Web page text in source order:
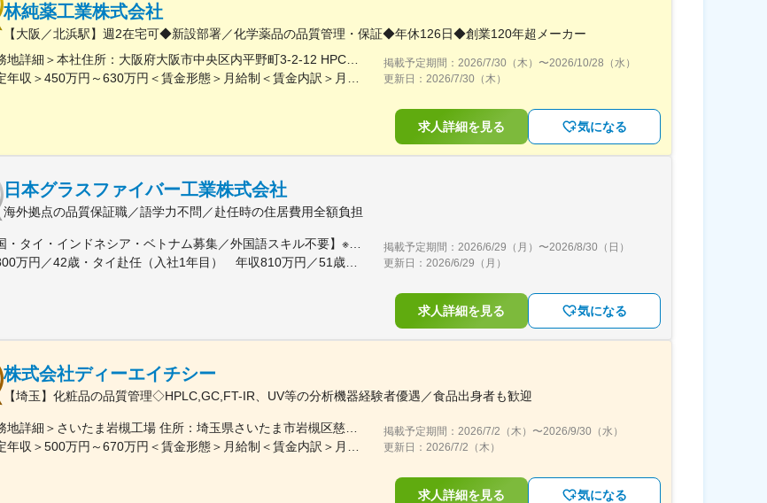
林純薬工業株式会社
【大阪／北浜駅】週2在宅可◆新設部署／化学薬品の品質管理・保証◆年休126日◆創業120年超メーカー
掲載予定期間： 2026/7/30（木） 〜2026/10/28（水）
更新日： 2026/7/30（木）
求人詳細を見る 気になる
日本グラスファイバー工業株式会社
海外拠点の品質保証職／語学力不問／赴任時の住居費用全額負担
掲載予定期間： 2026/6/29（月） 〜2026/8/30（日）
更新日： 2026/6/29（月）
求人詳細を見る 気になる
株式会社ディーエイチシー
【埼玉】化粧品の品質管理◇HPLC,GC,FT-IR、UV等の分析機器経験者優遇／食品出身者も歓迎
掲載予定期間： 2026/7/2（木） 〜2026/9/30（水）
更新日： 2026/7/2（木）
求人詳細を見る 気になる